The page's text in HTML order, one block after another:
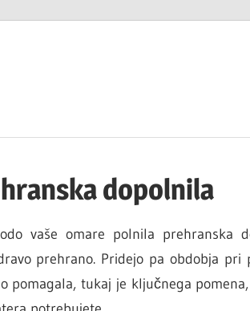
dopolnila
vaše omare polnila prehranska
prehrano. Pridejo pa obdobja pri
pomagala, tukaj je ključnega